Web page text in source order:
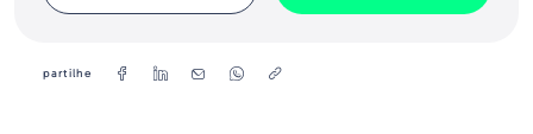
partilhe